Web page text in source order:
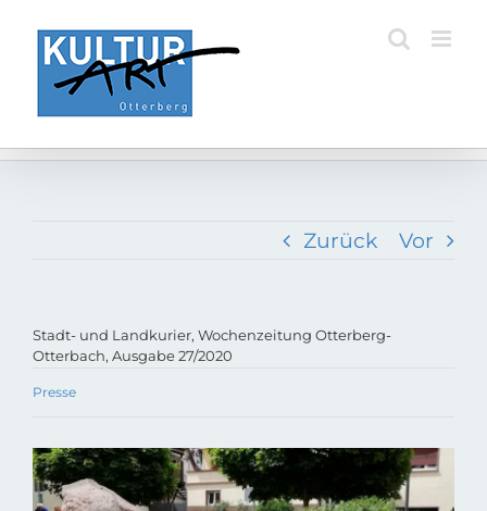
Inhalt
springen
Zurück Vor
Stadt- und Landkurier, Wochenzeitung Otterberg-
Otterbach, Ausgabe 27/2020
Presse
Zeige
grösseres